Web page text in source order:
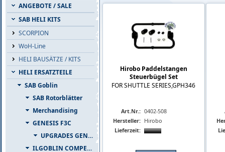
ANGEBOTE / SALE
SAB HELI KITS
SCORPION
WoH-Line
HELI BAUSÄTZE / KITS
HELI ERSATZTEILE
SAB Goblin
SAB Rotorblätter
Merchandising
GENESIS F3C
UPGRADES GENESIS F3C
ILGOBLIN COMPETIZIONE
Hirobo Paddelstangen
Steuerbügel Set
FOR SHUTTLE SERIES,GPH346
Art.Nr.: 0402-508
Hersteller: Hirobo
Lieferzeit: